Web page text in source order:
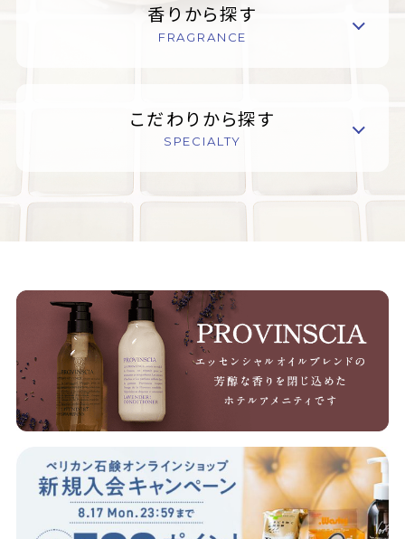
香りから探す
FRAGRANCE
こだわりから探す
SPECIALTY